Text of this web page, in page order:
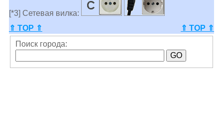
[*3] Сетевая вилка:
⇑ TOP ⇑
⇑ TOP ⇑
Поиск города: